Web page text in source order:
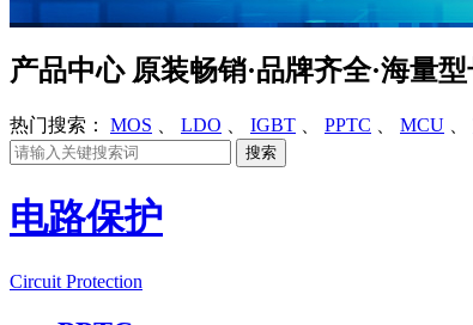
产品中心原装畅销·品牌齐全·海量型
热门搜索： MOS LDO IGBT PPTC MCU
电路保护
Circuit Protection